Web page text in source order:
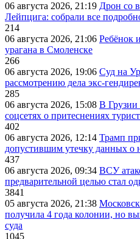
06 августа 2026, 21:19 Дрон со
Лейпцига: собрали все
214
06 августа 2026, 21:06 Ребёнок
урагана в Смоленске
266
06 августа 2026, 19:06 Суд на
рассмотрению дела экс-
285
06 августа 2026, 15:08 В Грузии
соцсетях о притеснениях
402
06 августа 2026, 12:14 Трамп
допустившим утечку данных о
437
06 августа 2026, 09:34 ВСУ
предварительной целью стал
3841
05 августа 2026, 21:38
получила 4 года колонии, но
суда
1045